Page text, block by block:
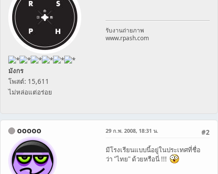
มังกร
โพสต์: 15,611
ไม่หล่อแต่อร่อย
รับงานถ่ายภาพ
www.rpash.com
ooooo #2
29 ก.พ. 2008, 18:31 น.
มีโรงเรียนแบบนี้อยู่ในประเทศที่ชื่อ
ว่า "ไทย" ด้วยหรือนี่ !!!